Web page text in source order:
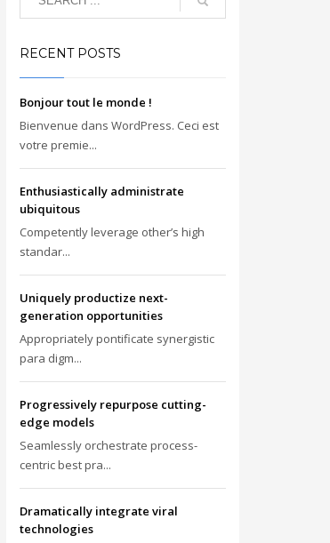
RECENT POSTS
Bonjour tout le monde !
Bienvenue dans WordPress. Ceci est
votre premie...
Enthusiastically administrate
ubiquitous
Competently leverage other’s high
standar...
Uniquely productize next-
generation opportunities
Appropriately pontificate synergistic
para digm...
Progressively repurpose cutting-
edge models
Seamlessly orchestrate process-
centric best pra...
Dramatically integrate viral
technologies